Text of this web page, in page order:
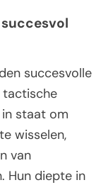
succesvol
succesvolle
tactische
staat om
wisselen,
van
Hun diepte in